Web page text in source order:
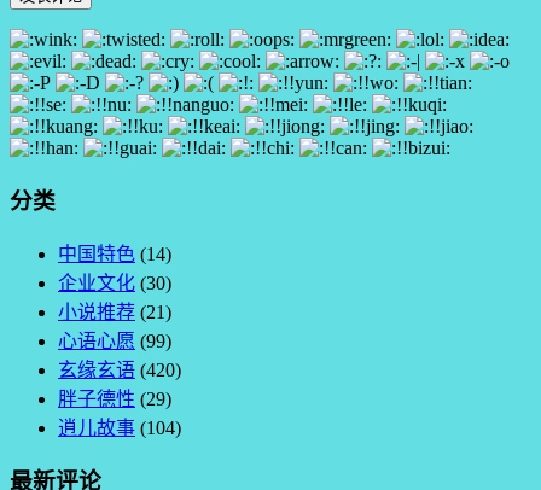
分类
中国特色 (14)
企业文化 (30)
小说推荐 (21)
心语心愿 (99)
玄缘玄语 (420)
胖子德性 (29)
逍儿故事 (104)
最新评论